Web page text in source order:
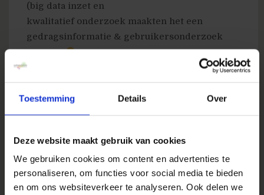
Toestemming Details Over
Deze website maakt gebruik van cookies
We gebruiken cookies om content en advertenties te
personaliseren, om functies voor social media te bieden
en om ons websiteverkeer te analyseren. Ook delen we
(big data inzet en
kwalitatief onderzoek maakten het een
gedragsinformatie & gebruikersonderzoek
congres
de start van het web. In plaats van
We beginnen gelukkig steed vaker
kwalitatieve analyse uit te voeren naast
kwantitatieve analyse. Nu nog koppelen die